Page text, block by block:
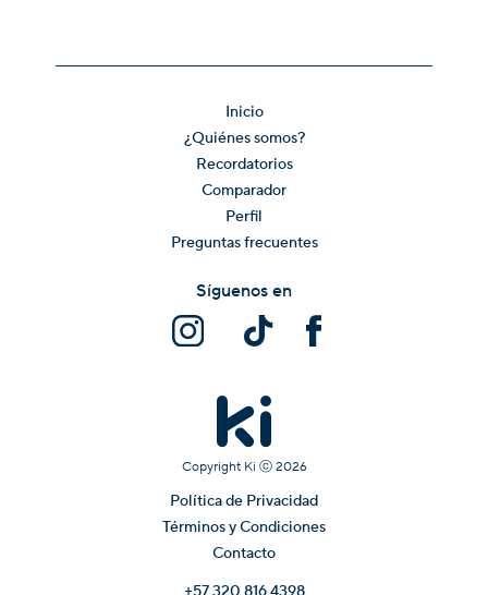
Inicio
¿Quiénes somos?
Recordatorios
Comparador
Perfil
Preguntas frecuentes
Copyright Ki ⓒ 2026
Política de Privacidad
Términos y Condiciones
Contacto
Síguenos en